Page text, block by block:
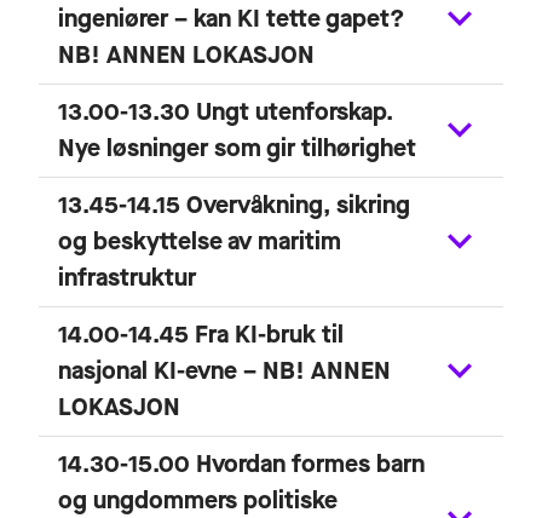
ingeniører – kan KI tette gapet?
NB! ANNEN LOKASJON
13.00-13.30 Ungt utenforskap.
Nye løsninger som gir tilhørighet
13.45-14.15 Overvåkning, sikring
og beskyttelse av maritim
infrastruktur
14.00-14.45 Fra KI-bruk til
nasjonal KI-evne – NB! ANNEN
LOKASJON
14.30-15.00 Hvordan formes barn
og ungdommers politiske